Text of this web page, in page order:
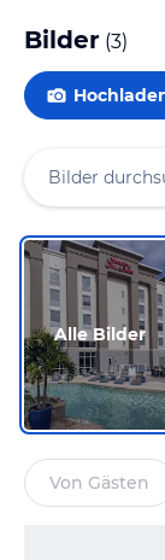
Bilder (3)
Alle Bilder
Von Gästen